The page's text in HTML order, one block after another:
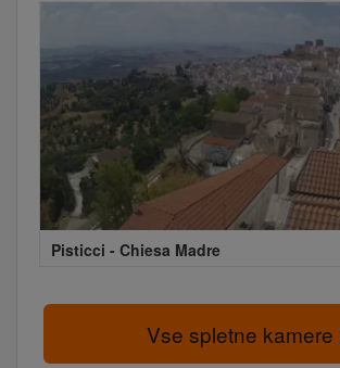
Pisticci - Chiesa Madre
Vse spletne kamere